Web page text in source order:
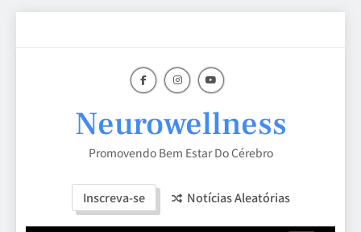
Neurowellness
Promovendo Bem Estar Do Cérebro
Inscreva-se Notícias Aleatórias